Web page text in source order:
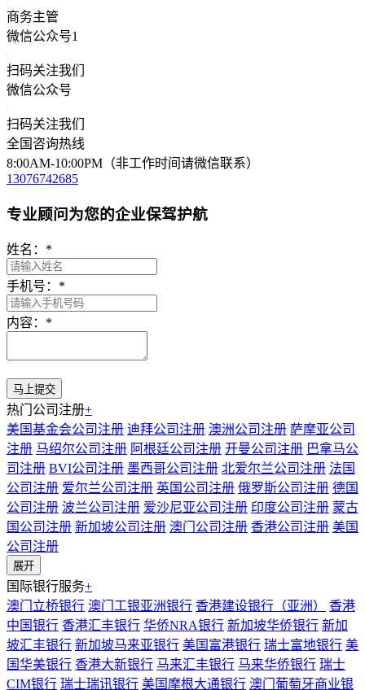
商务主管
微信公众号1
扫码关注我们
微信公众号
扫码关注我们
全国咨询热线
8:00AM-10:00PM（非工作时间请微信联系）
13076742685
专业顾问为您的企业保驾护航
姓名： *
手机号： *
内容： *
热门公司注册+
美国基金会公司注册 迪拜公司注册 澳洲公司注册 萨摩亚公司
注册 马绍尔公司注册 阿根廷公司注册 开曼公司注册 巴拿马公
司注册 BVI公司注册 墨西哥公司注册 北爱尔兰公司注册 法国
公司注册 爱尔兰公司注册 英国公司注册 俄罗斯公司注册 德国
公司注册 波兰公司注册 爱沙尼亚公司注册 印度公司注册 蒙古
国公司注册 新加坡公司注册 澳门公司注册 香港公司注册 美国
公司注册
展开
国际银行服务+
澳门立桥银行 澳门工银亚洲银行 香港建设银行（亚洲）
香港
中国银行 香港汇丰银行 华侨NRA银行 新加坡华侨银行 新加
坡汇丰银行 新加坡马来亚银行 美国富港银行 瑞士富地银行 美
国华美银行 香港大新银行 马来汇丰银行 马来华侨银行 瑞士
CIM银行 瑞士瑞讯银行 美国摩根大通银行 澳门葡萄牙商业银